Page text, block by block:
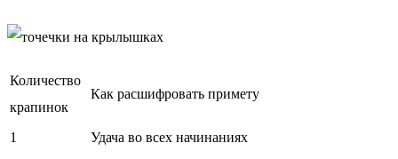
Количество
крапинок
Как расшифровать примету
1
Удача во всех начинаниях